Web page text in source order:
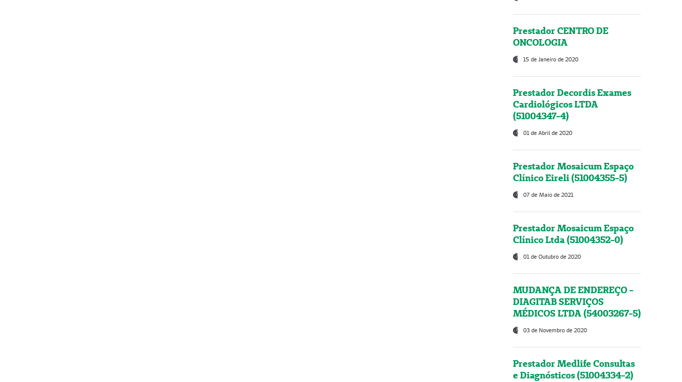
Prestador CENTRO DE
ONCOLOGIA
15 de Janeiro de 2020
Prestador Decordis Exames
Cardiológicos LTDA
(51004347-4)
01 de Abril de 2020
Prestador Mosaicum Espaço
Clínico Eireli (51004355-5)
07 de Maio de 2021
Prestador Mosaicum Espaço
Clínico Ltda (51004352-0)
01 de Outubro de 2020
MUDANÇA DE ENDEREÇO -
DIAGITAB SERVIÇOS
MÉDICOS LTDA (54003267-5)
03 de Novembro de 2020
Prestador Medlife Consultas
e Diagnósticos (51004334-2)